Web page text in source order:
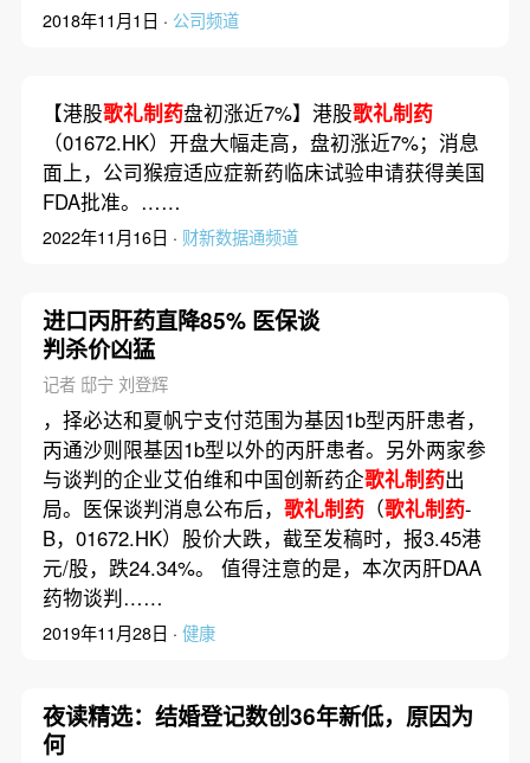
2018年11月1日 · 公司频道
【港股歌礼制药盘初涨近7%】港股歌礼制药
（01672.HK）开盘大幅走高，盘初涨近7%；消息
面上，公司猴痘适应症新药临床试验申请获得美国
FDA批准。……
2022年11月16日 · 财新数据通频道
进口丙肝药直降85% 医保谈
判杀价凶猛
记者 邸宁 刘登辉
，择必达和夏帆宁支付范围为基因1b型丙肝患者，
丙通沙则限基因1b型以外的丙肝患者。另外两家参
与谈判的企业艾伯维和中国创新药企歌礼制药出
局。医保谈判消息公布后， 歌礼制药（歌礼制药-
B，01672.HK）股价大跌，截至发稿时，报3.45港
元/股，跌24.34%。 值得注意的是，本次丙肝DAA
药物谈判……
2019年11月28日 · 健康
夜读精选：结婚登记数创36年新低，原因为
何